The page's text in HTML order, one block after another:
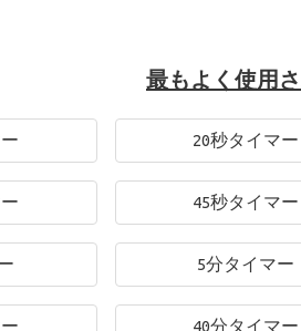
最もよく使用
20秒タイマー
45秒タイマー
5分タイマー
40分タイマー